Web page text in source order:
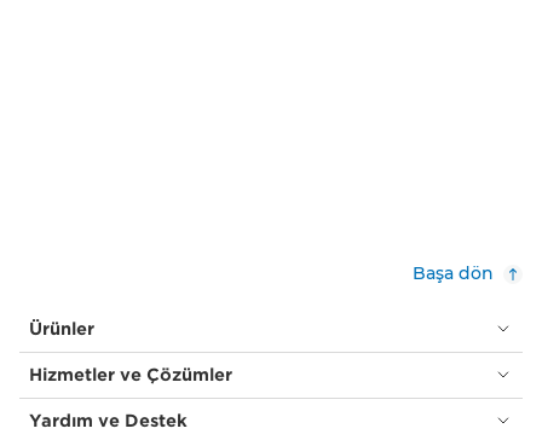
Başa dön
Ürünler
Hizmetler ve Çözümler
Yardım ve Destek